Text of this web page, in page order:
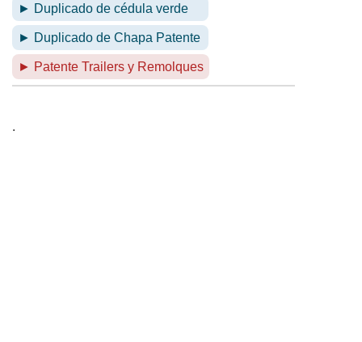
► Duplicado de cédula verde
► Duplicado de Chapa Patente
► Patente Trailers y Remolques
.